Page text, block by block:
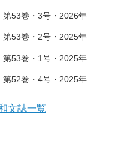
第53巻・3号・2026年
第53巻・2号・2025年
第53巻・1号・2025年
第52巻・4号・2025年
文誌一覧